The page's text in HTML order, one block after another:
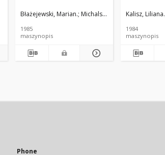
zanieczyszczonych wód
Błażejewski, Marian. Michalska, Grażyna.
1985
maszynopis
Kalisz, Liliana.
1984
maszynopis
Phone